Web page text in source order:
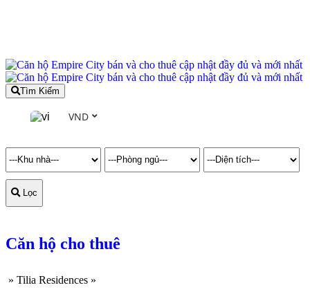
Tìm Kiếm
VND
Lọc
Căn hộ cho thuê
» Tilia Residences »